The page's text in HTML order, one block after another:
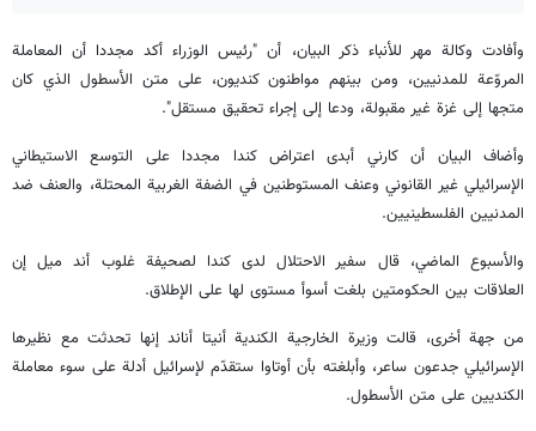
وأفادت وكالة مهر للأنباء ذكر البيان، أن "رئيس الوزراء أكد مجددا أن المعاملة
المروّعة للمدنيين، ومن بينهم مواطنون كنديون، على متن الأسطول الذي كان
متجها إلى غزة غير مقبولة، ودعا إلى إجراء تحقيق مستقل".
وأضاف البيان أن كارني أبدى اعتراض كندا مجددا على التوسع الاستيطاني
الإسرائيلي غير القانوني وعنف المستوطنين في الضفة الغربية المحتلة، والعنف ضد
المدنيين الفلسطينيين.
والأسبوع الماضي، قال سفير الاحتلال لدى كندا لصحيفة غلوب أند ميل إن
العلاقات بين الحكومتين بلغت أسوأ مستوى لها على الإطلاق.
من جهة ‌أخرى، قالت وزيرة الخارجية الكندية أنيتا أناند إنها تحدثت مع نظيرها
الإسرائيلي جدعون ساعر، وأبلغته بأن أوتاوا ستقدّم لإسرائيل أدلة على سوء ‌معاملة
الكنديين على متن الأسطول.